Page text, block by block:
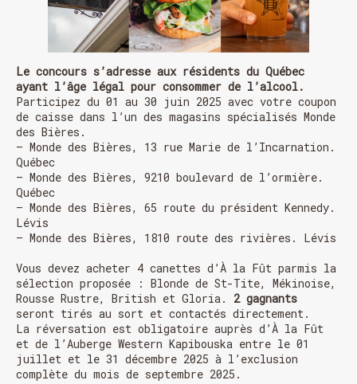
Le concours s’adresse aux résidents du Québec
ayant l’âge légal pour consommer de l’alcool.
Participez du 01 au 30 juin 2025 avec votre coupon
de caisse dans l’un des magasins spécialisés Monde
des Bières.
– Monde des Bières, 13 rue Marie de l’Incarnation.
Québec
– Monde des Bières, 9210 boulevard de l’ormière.
Québec
– Monde des Bières, 65 route du président Kennedy.
Lévis
– Monde des Bières, 1810 route des rivières. Lévis
Vous devez acheter 4 canettes d’À la Fût parmis la
sélection proposée : Blonde de St-Tite, Mékinoise,
Rousse Rustre, British et Gloria. 2 gagnants
seront tirés au sort et contactés directement.
La réversation est obligatoire auprès d’À la Fût
et de l’Auberge Western Kapibouska entre le 01
juillet et le 31 décembre 2025 à l’exclusion
complète du mois de septembre 2025.
HORAIRE DES FÊTES